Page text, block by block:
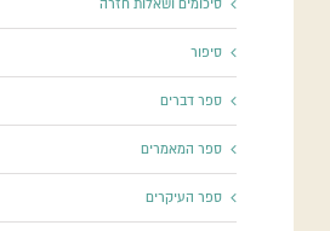
סיכומים ושאלות חזרה
סיפור
ספר דברים
ספר המאמרים
ספר העיקרים